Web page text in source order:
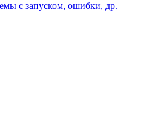
с запуском, ошибки, др.